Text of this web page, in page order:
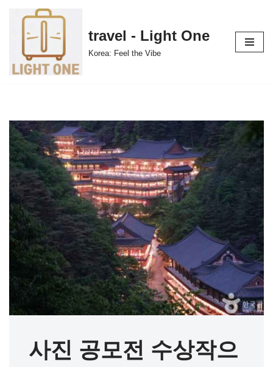
츠
로
뛰
기
travel - Light One
Korea: Feel the Vibe
사진 공모전 수상작으